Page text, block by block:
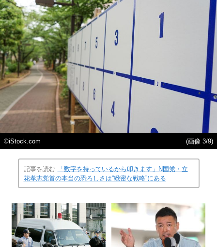
©iStock.com (画像 3/9)
記事を読む
「数字を持っているから叩きます」N国党・立
花孝志党首の本当の恐ろしさは“緻密な戦略”にある